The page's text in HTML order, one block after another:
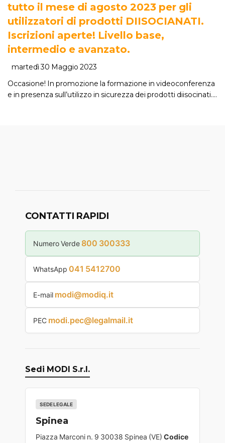
tutto il mese di agosto 2023 per gli
utilizzatori di prodotti DIISOCIANATI.
Iscrizioni aperte! Livello base,
intermedio e avanzato.
martedì 30 Maggio 2023
Occasione! In promozione la formazione in videoconferenza
e in presenza sull’utilizzo in sicurezza dei prodotti diisocinati.…
CONTATTI RAPIDI
Numero Verde 800 300333
WhatsApp 041 5412700
E-mail modi@modiq.it
PEC modi.pec@legalmail.it
Sedi MODI S.r.l.
SEDE LEGALE
Spinea
Piazza Marconi n. 9 30038 Spinea (VE) Codice